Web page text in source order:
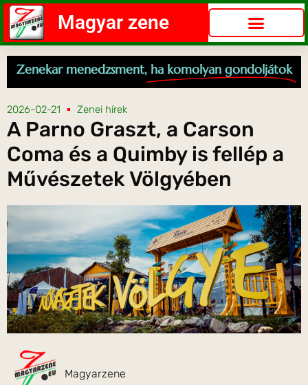
Magyar zene
Zenekar menedzsment, ha komolyan gondoljátok
2026-02-21 Zenei hírek
A Parno Graszt, a Carson
Coma és a Quimby is fellép a
Művészetek Völgyében
Magyarzene